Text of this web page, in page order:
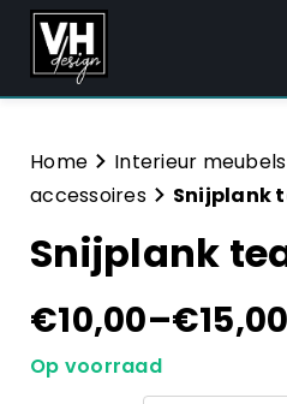
Producten
Tuinmeubelen
Sanitair
Meubelsets
Home Interieur meubels
accessoires
Snijplank
Snijplank
€10,00–€15,00
Op voorraad